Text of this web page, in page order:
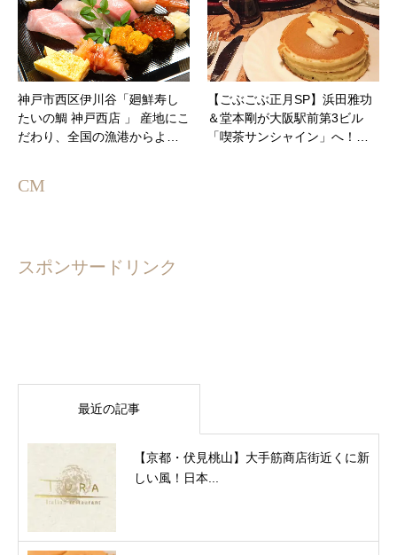
神戸市西区伊川谷「廻鮮寿し
たいの鯛 神戸西店 」 産地にこ
だわり、全国の漁港からよ…
【ごぶごぶ正月SP】浜田雅功
＆堂本剛が大阪駅前第3ビル
「喫茶サンシャイン」へ！…
CM
スポンサードリンク
最近の記事
【京都・伏見桃山】大手筋商店街近くに新
しい風！日本...